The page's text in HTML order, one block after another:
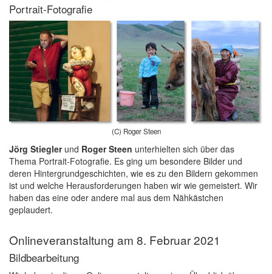
Portrait-Fotografie
(C) Roger Steen
Jörg Stieglerund Roger Steen unterhielten sich über das
Thema Portrait-Fotografie. Es ging um besondere Bilder und
deren Hintergrundgeschichten, wie es zu den Bildern gekommen
ist und welche Herausforderungen haben wir wie gemeistert. Wir
haben das eine oder andere mal aus dem Nähkästchen
geplaudert.
Onlineveranstaltung am 8. Februar 2021
Bildbearbeitung